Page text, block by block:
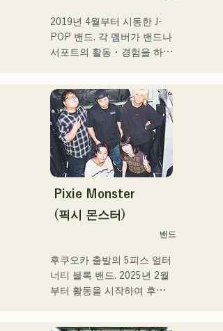
2017년부터 거점을 후쿠오
카로 되돌려 자신의 활동에
더해 라디오 퍼스널리티, 보
좋은 가성과 탁월한 가창력
을 겸비한 차세대를 담당하
는 싱어송 라이터.
2019년 4월부터 시동한 J-
POP 밴드. 각 멤버가 밴드나
서포트의 활동・경험을 하고
CHiKa의 투명감 있는 목소
리, 등신대의 가사를 어딘가
그리운 멜로디에 올린 곡은
폭넓은 세대의 지지를 얻고
있다. 그 악곡을 지원하도록
멤버의 개성이 살려 그 소리
도 부드럽게 따뜻하다.
하우스와 야외 이벤트 등에
출연 중. 또 SNS에서의 동영
하고 있다.
Pixie Monster
(픽시 몬스터)
밴드
후쿠오카 출발의 5피스 얼터
너티 블록 밴드. 2025년 2월
부터 활동을 시작하여 후쿠